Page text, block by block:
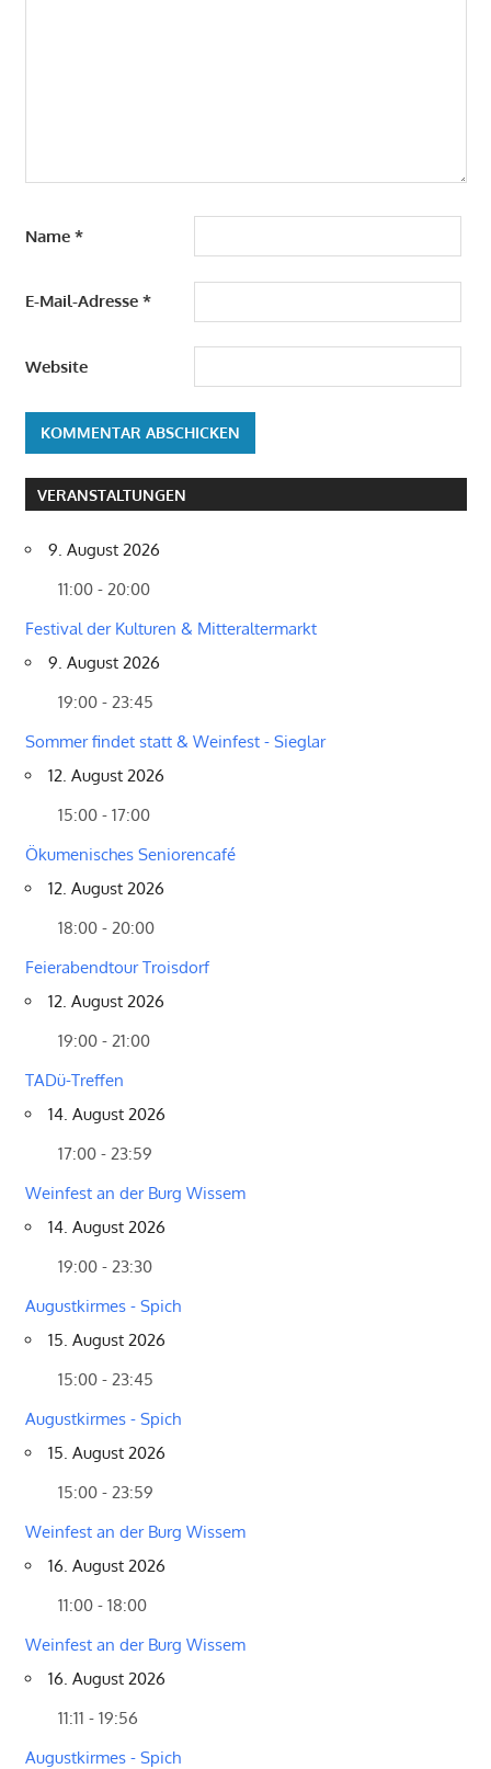
Name *
E-Mail-Adresse *
Website
VERANSTALTUNGEN
9. August 2026
11:00 - 20:00
Festival der Kulturen & Mitteraltermarkt
9. August 2026
19:00 - 23:45
Sommer findet statt & Weinfest - Sieglar
12. August 2026
15:00 - 17:00
Ökumenisches Seniorencafé
12. August 2026
18:00 - 20:00
Feierabendtour Troisdorf
12. August 2026
19:00 - 21:00
TADü-Treffen
14. August 2026
17:00 - 23:59
Weinfest an der Burg Wissem
14. August 2026
19:00 - 23:30
Augustkirmes - Spich
15. August 2026
15:00 - 23:45
Augustkirmes - Spich
15. August 2026
15:00 - 23:59
Weinfest an der Burg Wissem
16. August 2026
11:00 - 18:00
Weinfest an der Burg Wissem
16. August 2026
11:11 - 19:56
Augustkirmes - Spich